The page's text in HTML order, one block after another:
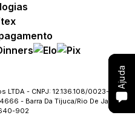
Conheça o Bônus MC
com o SAC
Ajuda
Conheça o Bônus MC
com o SAC
Ajuda
LTDA - CNPJ: 12.136.108/0023-09
- Barra Da Tijuca/Rio De Janeiro
902
Conheça o Bônus MC
com o SAC
Ajuda